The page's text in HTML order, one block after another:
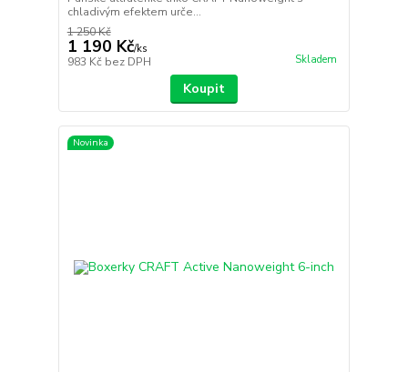
chladivým efektem urče...
1 250 Kč
1 190 Kč/ks
983 Kč bez DPH Skladem
Koupit
Novinka